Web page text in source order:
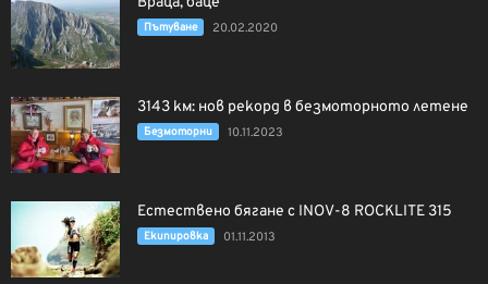
Пътуване 20.02.2020
3143 км: нов рекорд в безмоторното летене
Безмоторни 10.11.2023
Естествено бягане с INOV-8 ROCKLITE 315
Екипировка 01.11.2013